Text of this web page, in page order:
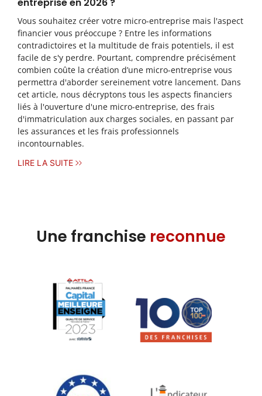
Vous souhaitez créer votre micro-entreprise mais l'aspect
financier vous préoccupe ? Entre les informations
contradictoires et la multitude de frais potentiels, il est
facile de s'y perdre. Pourtant, comprendre précisément
combien coûte la création d’une micro-entreprise vous
permettra d'aborder sereinement votre lancement. Dans
cet article, nous décryptons tous les aspects financiers
liés à l'ouverture d'une micro-entreprise, des frais
d'immatriculation aux charges sociales, en passant par
les assurances et les frais professionnels
incontournables.
LIRE LA SUITE
Une franchise reconnue